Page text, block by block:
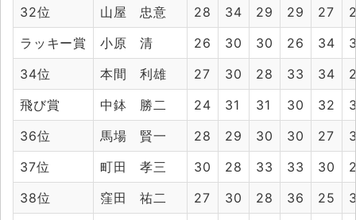
32位
山屋 忠意 28 34 29 29 27
ラッキー賞
小原 清 26 30 30 26 34
34位
本間 利雄 27 30 28 33 34
飛び賞
中鉢 勝二 24 31 31 30 32
36位
馬場 賢一 28 29 30 30 27
37位
町田 孝三 30 28 33 33 30
38位
窪田 祐二 27 30 28 36 25